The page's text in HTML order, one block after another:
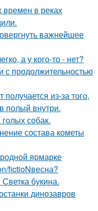
в реках
важнейшее
а у кого-то - нет?
с продолжительностью
из-за того,
полый внутри.
собак.
состава кометы
ярмарке
fictioNвесна?
букина.
динозавров